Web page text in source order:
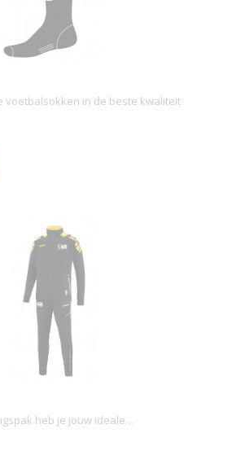
voetbalsokken in de beste kwaliteit
heb je jouw ideale…